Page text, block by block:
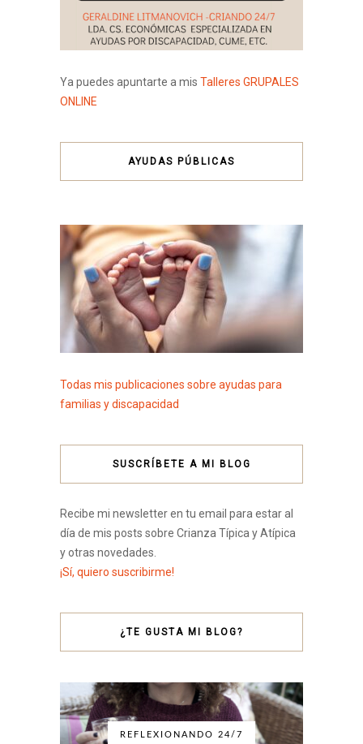
Ya puedes apuntarte a mis Talleres GRUPALES
ONLINE
AYUDAS PÚBLICAS
Todas mis publicaciones sobre ayudas para
familias y discapacidad
SUSCRÍBETE A MI BLOG
Recibe mi newsletter en tu email para estar al
día de mis posts sobre Crianza Típica y Atípica
y otras novedades.
¡Sí, quiero suscribirme!
¿TE GUSTA MI BLOG?
REFLEXIONANDO 24/7